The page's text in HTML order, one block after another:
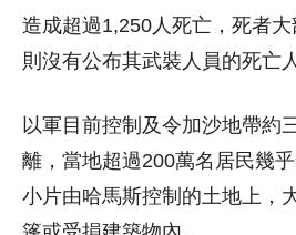
造成超過1,250人死亡，死者
則沒有公布其武裝人員的死亡
以軍目前控制及令加沙地帶約
離，當地超過200萬名居民幾
小片由哈馬斯控制的土地上，